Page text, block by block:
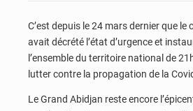
C’est depuis le 24 mars dernier que le
avait décrété l’état d’urgence et
l’ensemble du territoire national de
lutter contre la propagation de la
Le Grand Abidjan reste encore